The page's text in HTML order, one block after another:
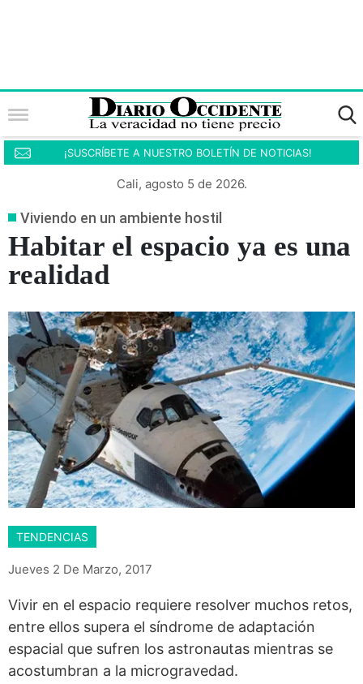
¡SUSCRÍBETE A NUESTRO BOLETÍN DE NOTICIAS!
Cali, agosto 5 de 2026.
Viviendo en un ambiente hostil
Habitar el espacio ya es una
realidad
TENDENCIAS
Jueves 2 De Marzo, 2017
Vivir en el espacio requiere resolver muchos retos,
entre ellos supera el síndrome de adaptación
espacial que sufren los astronautas mientras se
acostumbran a la microgravedad.